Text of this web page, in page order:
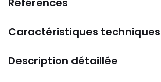
Caractéristiques techniques
Description détaillée